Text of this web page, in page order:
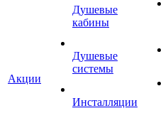
Акции
Душевые
кабины
Душевые
системы
Инсталляции